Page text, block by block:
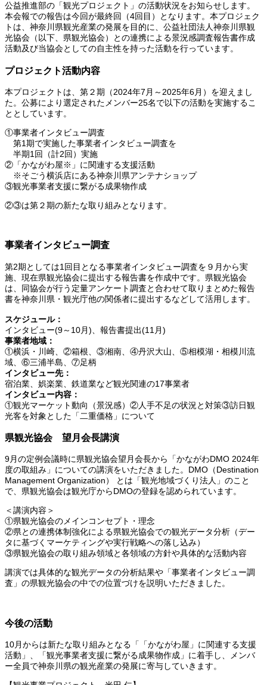
公益推進部の「観光プロジェクト」の活動状況をお知らせします。
本会報での報告は今回が最終回（4回目）となります。本プロジェク
トは、神奈川県観光産業の発展を目的に、公益社団法人神奈川県観
光協会（以下、県観光協会）との連携による景況感調査報告書作成
活動及び当協会としての自主性を持った活動を行っています。
プロジェクト活動内容
本プロジェクトは、第２期（2024年7月～2025年6月）を迎えまし
た。公募により選定されたメンバー25名で以下の活動を実施するこ
ととしています。
①事業者インタビュー調査
第1期で実施した事業者インタビュー調査を
半期1回（計2回）実施
②「かながわ屋※」に関連する支援活動
※そごう横浜店にある神奈川県アンテナショップ
③観光事業者支援に繋がる成果物作成
②③は第２期の新たな取り組みとなります。
事業者インタビュー調査
第2期としては1回目となる事業者インタビュー調査を９月から実
施、現在県観光協会に提出する報告書を作成中です。県観光協会
は、同協会が行う定量アンケート調査と合わせて取りまとめた報告
書を神奈川県・観光庁他の関係者に提出するなどして活用します。
スケジュール：
インタビュー(9～10月)、報告書提出(11月)
事業者地域：
①横浜・川崎、②箱根、③湘南、④丹沢大山、⑤相模湖・相模川流
域、⑥三浦半島、⑦足柄
インタビュー先：
宿泊業、娯楽業、鉄道業など観光関連の17事業者
インタビュー内容：
①観光マーケット動向（景況感）②人手不足の状況と対策③訪日観
光客を対象とした「二重価格」について
県観光協会 望月会長講演
9月の定例会議時に県観光協会望月会長から「かながわDMO 2024年
度の取組み」についての講演をいただきました。DMO（Destination
Management Organization） とは「観光地域づくり法人」のこと
で、県観光協会は観光庁からDMOの登録を認められています。
＜講演内容＞
①県観光協会のメインコンセプト・理念
②県との連携体制強化による県観光協会での観光データ分析（デー
タに基づくマーケティングや実行戦略への落し込み）
③県観光協会の取り組み領域と各領域の方針や具体的な活動内容
講演では具体的な観光データの分析結果や「事業者インタビュー調
査」の県観光協会の中での位置づけを説明いただきました。
今後の活動
10月からは新たな取り組みとなる「「かながわ屋」に関連する支援
活動」、「観光事業者支援に繋がる成果物作成」に着手し、メンバ
ー全員で神奈川県の観光産業の発展に寄与していきます。